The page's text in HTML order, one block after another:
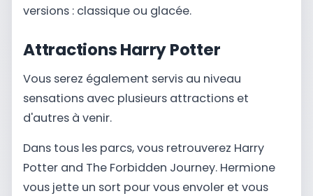
versions : classique ou glacée.
Attractions Harry Potter
Vous serez également servis au niveau
sensations avec plusieurs attractions et
d'autres à venir.
Dans tous les parcs, vous retrouverez Harry
Potter and The Forbidden Journey. Hermione
vous jette un sort pour vous envoler et vous